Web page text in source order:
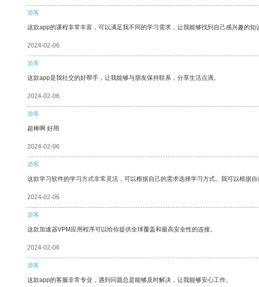
游客
这款app的课程非常丰富，可以满足我不同的学习需求，让我能够找到自己感兴趣的知
2024-02-06
游客
这款app是我社交的好帮手，让我能够与朋友保持联系，分享生活点滴。
2024-02-06
游客
超棒啊 好用
2024-02-06
游客
这款学习软件的学习方式非常灵活，可以根据自己的需求选择学习方式。我可以根据自
2024-02-06
游客
这款加速器VPM应用程序可以给你提供全球覆盖和最高安全性的连接。
2024-02-06
游客
这款app的客服非常专业，遇到问题总是能够及时解决，让我能够安心工作。